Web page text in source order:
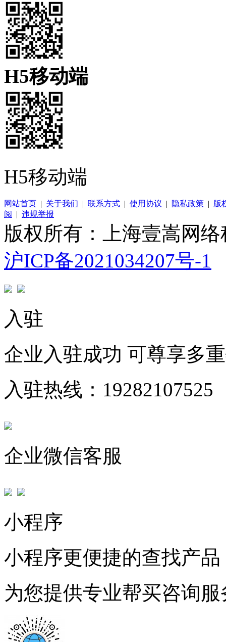
H5移动端
H5移动端
网站首页 | 关于我们 | 联系方式 | 使用协议 | 隐私政策 | 版
阅
| 违规举报
版权所有：上海壹嵩网
沪ICP备2021034207号-1
入驻
企业入驻成功 可尊享多
入驻热线：19282107525
企业微信客服
小程序
小程序更便捷的查找产品
为您提供专业帮买咨询服